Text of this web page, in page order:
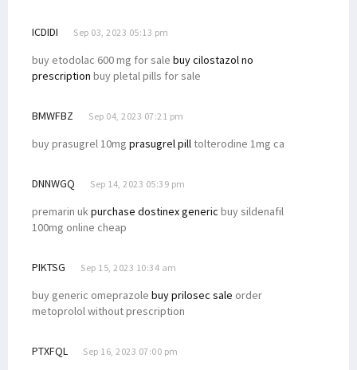
ICDIDI Sep 03, 2023 05:13 pm
buy etodolac 600 mg for sale buy cilostazol no
prescription buy pletal pills for sale
BMWFBZ Sep 04, 2023 07:21 pm
buy prasugrel 10mg prasugrel pilltolterodine 1mg ca
DNNWGQ Sep 14, 2023 05:39 pm
premarin ukpurchase dostinex generic buy sildenafil
100mg online cheap
PIKTSG Sep 15, 2023 10:34 am
buy generic omeprazole buy prilosec sale order
metoprolol without prescription
PTXFQL Sep 16, 2023 07:00 pm